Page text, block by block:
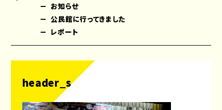
お知らせ
公民館に行ってきました
レポート
header_s